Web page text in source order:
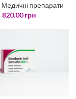
Медичні препарати
820.00грн